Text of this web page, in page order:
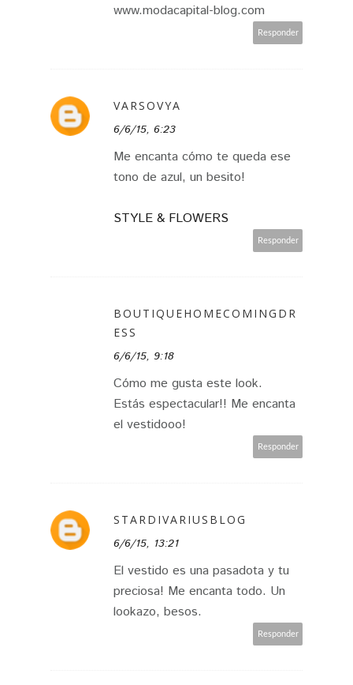
www.modacapital-blog.com
Responder
VARSOVYA
6/6/15, 6:23
Me encanta cómo te queda ese
tono de azul, un besito!
STYLE & FLOWERS
Responder
BOUTIQUEHOMECOMINGDR
ESS
6/6/15, 9:18
Cómo me gusta este look.
Estás espectacular!! Me encanta
el vestidooo!
Responder
STARDIVARIUSBLOG
6/6/15, 13:21
El vestido es una pasadota y tu
preciosa! Me encanta todo. Un
lookazo, besos.
Responder